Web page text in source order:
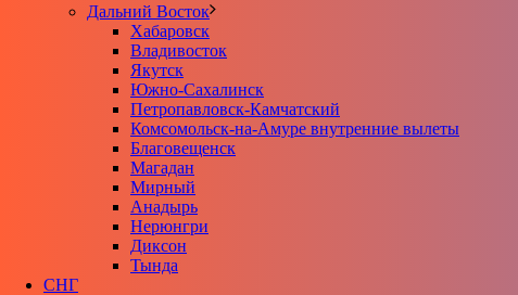
Дальний Восток
Хабаровск
Владивосток
Якутск
Южно-Сахалинск
Петропавловск-Камчатский
Комсомольск-на-Амуре внутренние вылеты
Благовещенск
Магадан
Мирный
Анадырь
Нерюнгри
Диксон
Тында
СНГ